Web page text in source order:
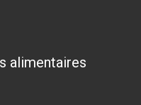
alimentaires